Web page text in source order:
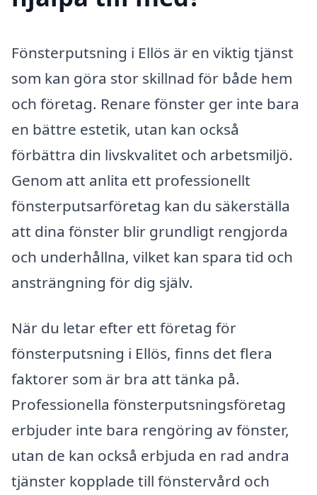
Fönsterputsning i Ellös är en viktig tjänst
som kan göra stor skillnad för både hem
och företag. Renare fönster ger inte bara
en bättre estetik, utan kan också
förbättra din livskvalitet och arbetsmiljö.
Genom att anlita ett professionellt
fönsterputsarföretag kan du säkerställa
att dina fönster blir grundligt rengjorda
och underhållna, vilket kan spara tid och
ansträngning för dig själv.
När du letar efter ett företag för
fönsterputsning i Ellös, finns det flera
faktorer som är bra att tänka på.
Professionella fönsterputsningsföretag
erbjuder inte bara rengöring av fönster,
utan de kan också erbjuda en rad andra
tjänster kopplade till fönstervård och